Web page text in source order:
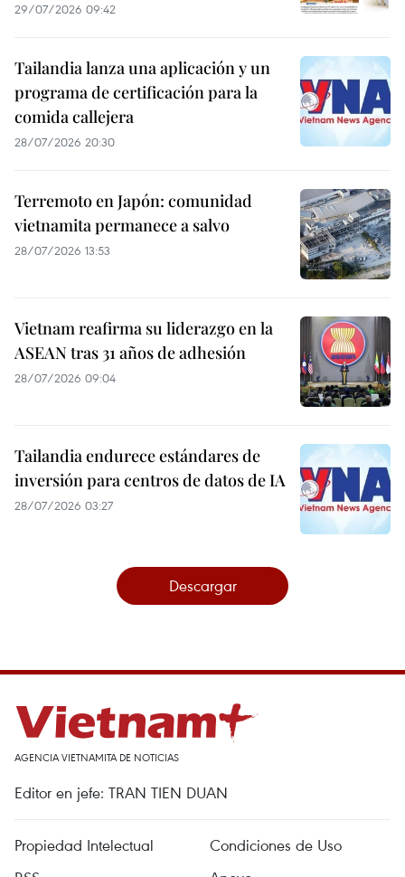
29/07/2026 09:42
Tailandia lanza una aplicación y un
programa de certificación para la
comida callejera
28/07/2026 20:30
Terremoto en Japón: comunidad
vietnamita permanece a salvo
28/07/2026 13:53
Vietnam reafirma su liderazgo en la
ASEAN tras 31 años de adhesión
28/07/2026 09:04
Tailandia endurece estándares de
inversión para centros de datos de IA
28/07/2026 03:27
Descargar
AGENCIA VIETNAMITA DE NOTICIAS
Editor en jefe: TRAN TIEN DUAN
Propiedad Intelectual
Condiciones de Uso